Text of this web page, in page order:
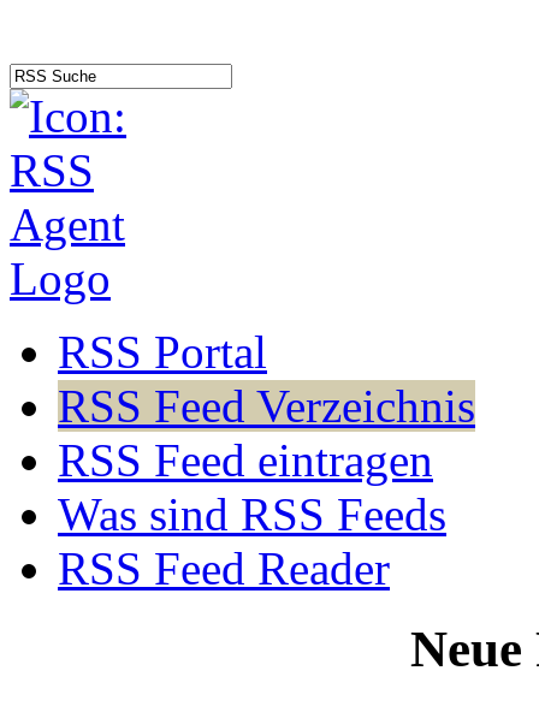
RSS Portal
RSS Feed Verzeichnis
RSS Feed eintragen
Was sind RSS Feeds
RSS Feed Reader
Neue